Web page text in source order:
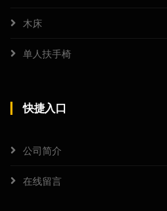
木床
单人扶手椅
快捷入口
公司简介
在线留言